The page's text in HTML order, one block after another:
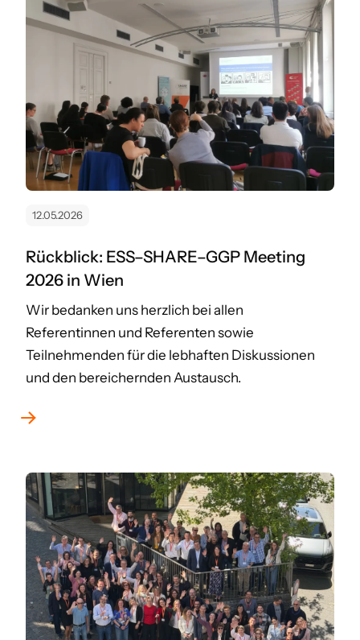
12.05.2026
Rückblick: ESS–SHARE–GGP Meeting
2026 in Wien
Wir bedanken uns herzlich bei allen
Referentinnen und Referenten sowie
Teilnehmenden für die lebhaften Diskussionen
und den bereichernden Austausch.